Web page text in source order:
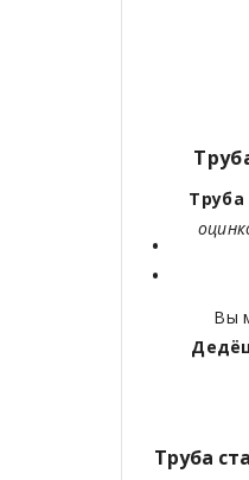
Труба
Вы
Труба